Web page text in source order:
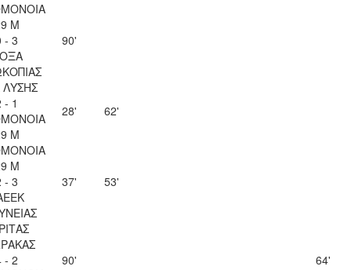
Μ
- 3
90'
ΛΥΣΗΣ
- 1
Μ
28' 62'
Μ
- 3
37' 53'
- 2
90' 64'